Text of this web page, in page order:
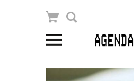
AGENDA
Winkelmandje
PLAN JE BEZOEK